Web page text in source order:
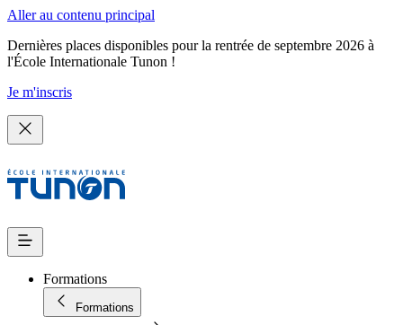
Aller au contenu principal
Dernières places disponibles pour la rentrée de septembre 2026 à
l'École Internationale Tunon !
Je m'inscris
Formations
Formations